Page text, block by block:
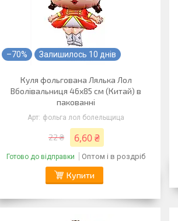
–70% Залишилось 10 днів
Куля фольгована Лялька Лол
Вболівальниця 46х85 см (Китай) в
пакованні
фольга лол болельщица
22 ₴ 6,60 ₴
Готово до відправки Оптом і в роздріб
Купити